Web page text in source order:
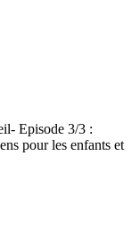
Episode 3/3 :
pour les enfants et